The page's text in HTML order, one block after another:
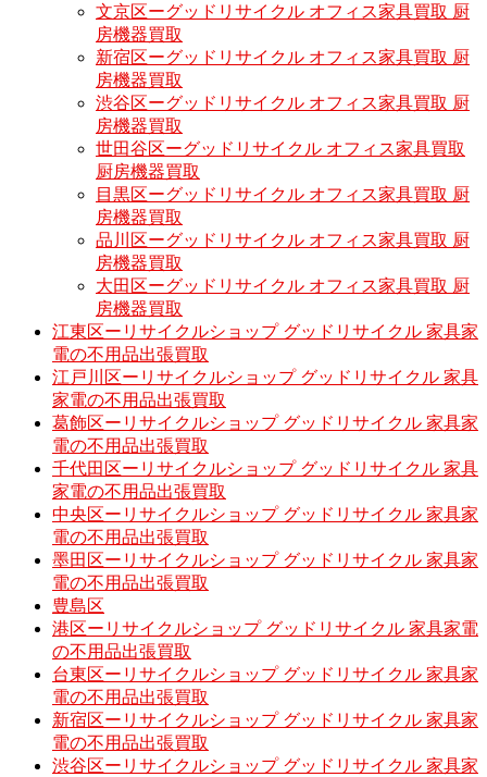
文京区ーグッドリサイクル オフィス家具買取 厨
房機器買取
新宿区ーグッドリサイクル オフィス家具買取 厨
房機器買取
渋谷区ーグッドリサイクル オフィス家具買取 厨
房機器買取
世田谷区ーグッドリサイクル オフィス家具買取
厨房機器買取
目黒区ーグッドリサイクル オフィス家具買取 厨
房機器買取
品川区ーグッドリサイクル オフィス家具買取 厨
房機器買取
大田区ーグッドリサイクル オフィス家具買取 厨
房機器買取
江東区ーリサイクルショップ グッドリサイクル 家具家
電の不用品出張買取
江戸川区ーリサイクルショップ グッドリサイクル 家具
家電の不用品出張買取
葛飾区ーリサイクルショップ グッドリサイクル 家具家
電の不用品出張買取
千代田区ーリサイクルショップ グッドリサイクル 家具
家電の不用品出張買取
中央区ーリサイクルショップ グッドリサイクル 家具家
電の不用品出張買取
墨田区ーリサイクルショップ グッドリサイクル 家具家
電の不用品出張買取
豊島区
港区ーリサイクルショップ グッドリサイクル 家具家電
の不用品出張買取
台東区ーリサイクルショップ グッドリサイクル 家具家
電の不用品出張買取
新宿区ーリサイクルショップ グッドリサイクル 家具家
電の不用品出張買取
渋谷区ーリサイクルショップ グッドリサイクル 家具家